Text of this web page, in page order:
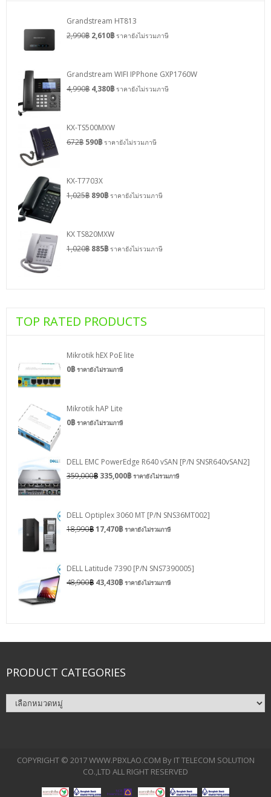
Grandstream HT813
2,990฿ 2,610฿ ราคายังไม่รวมภาษี
Grandstream WIFI IPPhone GXP1760W
4,990฿ 4,380฿ ราคายังไม่รวมภาษี
KX-TS500MXW
672฿ 590฿ ราคายังไม่รวมภาษี
KX-T7703X
1,025฿ 890฿ ราคายังไม่รวมภาษี
KX TS820MXW
1,020฿ 885฿ ราคายังไม่รวมภาษี
TOP RATED PRODUCTS
Mikrotik hEX PoE lite
0฿ ราคายังไม่รวมภาษี
Mikrotik hAP Lite
0฿ ราคายังไม่รวมภาษี
DELL EMC PowerEdge R640 vSAN [P/N SNSR640vSAN2]
359,000฿ 335,000฿ ราคายังไม่รวมภาษี
DELL Optiplex 3060 MT [P/N SNS36MT002]
18,990฿17,470฿ ราคายังไม่รวมภาษี
DELL Latitude 7390 [P/N SNS7390005]
48,900฿ 43,430฿ ราคายังไม่รวมภาษี
PRODUCT CATEGORIES
COPYRIGHT © 2017 WWW.PBXLAO.COM By IT TELECOM SOLUTION
CO.,LTD ALL RIGHT RESERVED